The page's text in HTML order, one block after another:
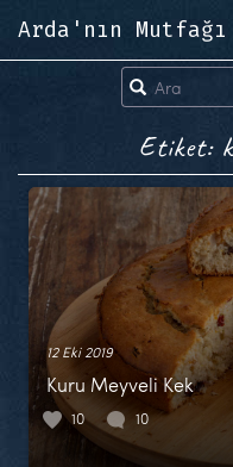
Arda'nın Mutfağı
Etiket:
12 Eki 2019
Kuru Meyveli Kek
10 10